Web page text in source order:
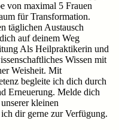
von maximal 5 Frauen
für Transformation.
täglichen Austausch
auf deinem Weg
Als Heilpraktikerin und
Wissen mit
Weisheit. Mit
begleite ich dich durch
Erneuerung. Melde dich
kleinen
dir gerne zur Verfügung.